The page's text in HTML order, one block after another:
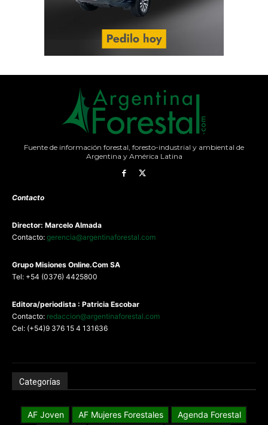
Fuente de información forestal, foresto-industrial y ambiental de
Argentina y América Latina
Contacto
Director: Marcelo Almada
Contacto: gerencia@argentinaforestal.com
Grupo Misiones Online.Com SA
Tel: +54 (0376) 4425800
Editora/periodista : Patricia Escobar
Contacto: redaccion@argentinaforestal.com
Cel: (+54)9 376 15 4 131636
Categorías
AF Joven AF Mujeres Forestales
Agenda Forestal